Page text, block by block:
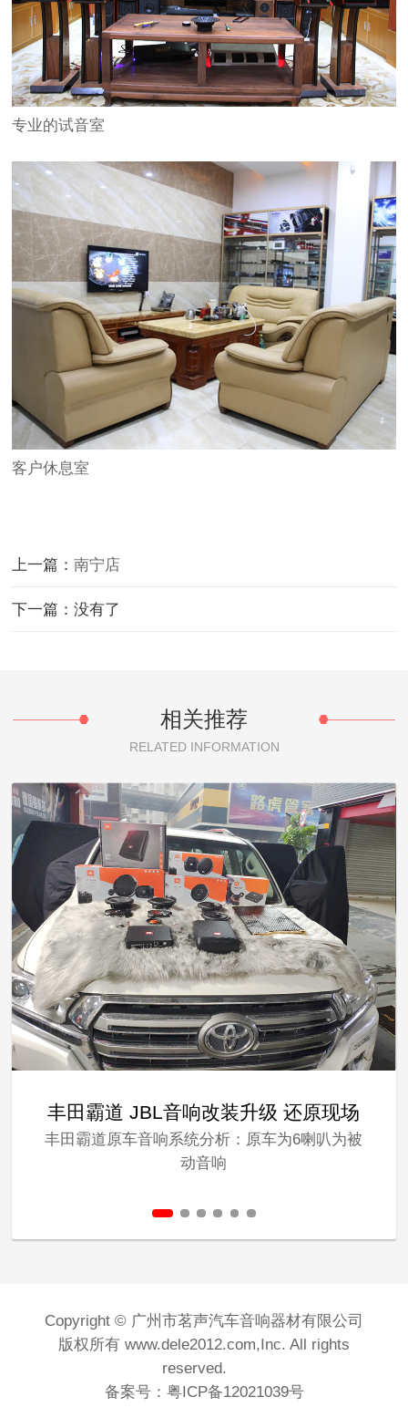
专业的试音室
客户休息室
上一篇：南宁店
下一篇：没有了
相关推荐
RELATED INFORMATION
丰田霸道 JBL音响改装升级 还原现场
丰田霸道原车音响系统分析：原车为6喇叭为被
动音响
Copyright © 广州市茗声汽车音响器材有限公司
版权所有 www.dele2012.com,Inc. All rights
reserved.
备案号：粤ICP备12021039号